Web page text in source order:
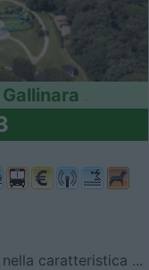
caratteristica ...